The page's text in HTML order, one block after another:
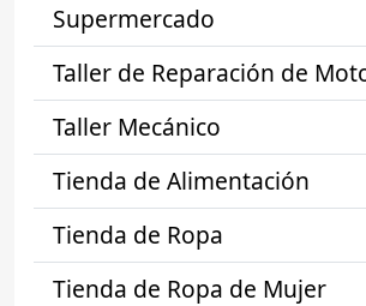
Supermercado
Taller de Reparación de
Taller Mecánico
Tienda de Alimentación
Tienda de Ropa
Tienda de Ropa de Mujer